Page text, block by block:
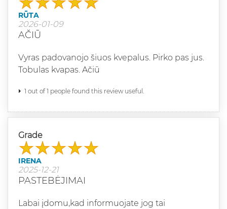
RŪTA
2026-01-09
AČIŪ
Vyras padovanojo šiuos kvepalus. Pirko pas jus.
Tobulas kvapas. Ačiū
1 out of 1 people found this review useful.
Grade
IRENA
2025-12-21
PASTEBĖJIMAI
Labai įdomu,kad informuojate jog tai